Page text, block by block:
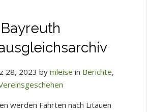
Bayreuth
28, 2023 bymleise in Berichte,
werden Fahrten nach Litauen